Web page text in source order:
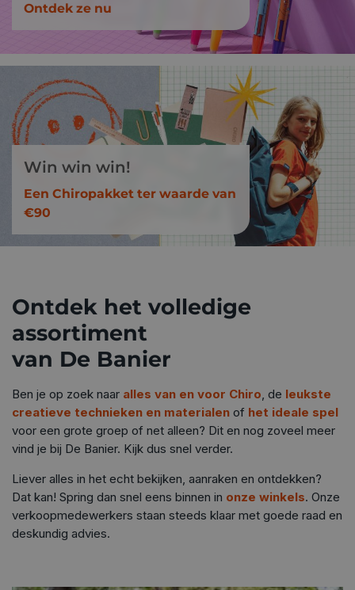
Ontdek ze nu
Win win win!
Een Chiropakket ter waarde van
€90
Ontdek het volledige
assortiment
van De Banier
Ben je op zoek naar alles van en voor Chiro, de leukste
creatieve technieken en materialen of het ideale spel
voor een grote groep of net alleen? Dit en nog zoveel meer
vind je bij De Banier. Kijk dus snel verder.
Liever alles in het echt bekijken, aanraken en ontdekken?
Dat kan! Spring dan snel eens binnen in onze winkels. Onze
verkoopmedewerkers staan steeds klaar met goede raad en
deskundig advies.